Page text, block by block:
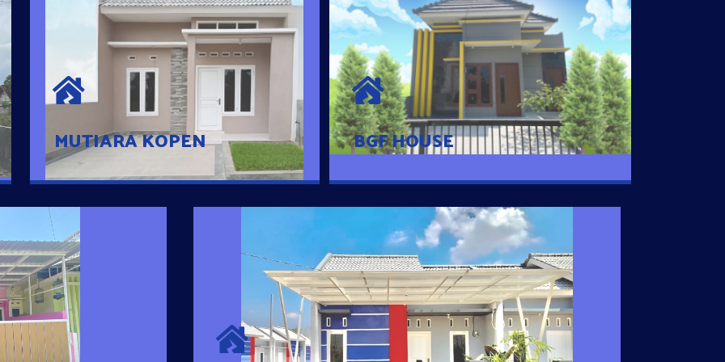
MUTIARA KOPEN
MUTIARA KOPEN
Hunian nyaman dengan suasana
pedesaan. 10 menit dari pusat kota, 2
menit dari Ring Road
BGF HOUSE
BGF HOUSE
Hunian Mewah Pusat Kota dengan fasilitas
Free Desain, Dapur, Parkir Mobil dengan 3
Kamar Tidur dan 2 Kamar Mandi.
Pintar
rumahnya dengan
SURYA MADANI SATU
Satu-satunya Hunian nyaman dengan harga subsidi hanya 100
jutaan dengan lokasi strategis di Tuban